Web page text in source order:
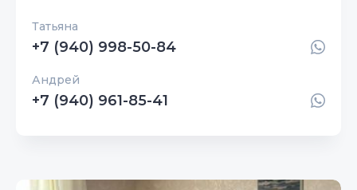
Татьяна
+7 (940) 998-50-84
Андрей
+7 (940) 961-85-41